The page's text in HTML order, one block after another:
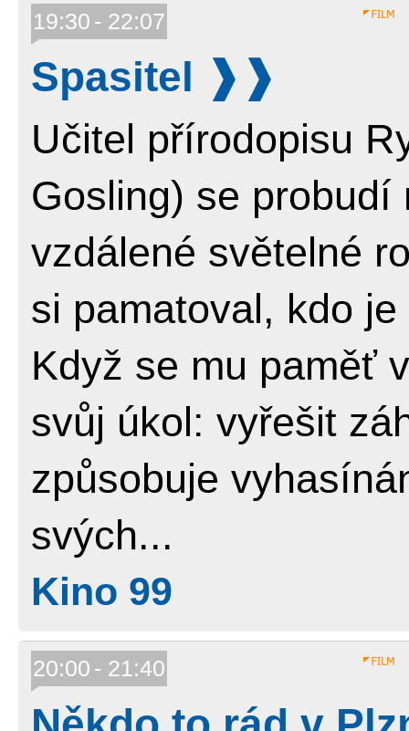
19:30 22:07
Spasitel
Učitel přírodopisu
Gosling) se probudí
vzdálené světelné
si pamatoval, kdo
Když se mu paměť
svůj úkol: vyřešit
způsobuje
svých...
Kino 99
20:00 21:40